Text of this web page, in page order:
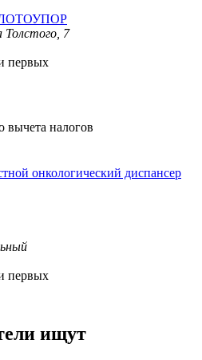
Толстого, 7
первых
вычета налогов
онкологический диспансер
первых
ищут